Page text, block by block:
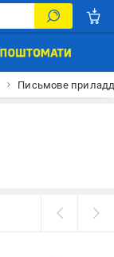
Письмове